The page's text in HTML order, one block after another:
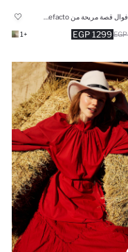
1299 EGP
+1